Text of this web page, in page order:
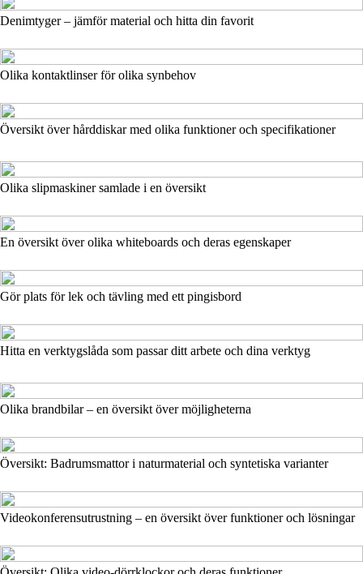
Denimtyger – jämför material och hitta din favorit
Olika kontaktlinser för olika synbehov
Översikt över hårddiskar med olika funktioner och specifikationer
Olika slipmaskiner samlade i en översikt
En översikt över olika whiteboards och deras egenskaper
Gör plats för lek och tävling med ett pingisbord
Hitta en verktygslåda som passar ditt arbete och dina verktyg
Olika brandbilar – en översikt över möjligheterna
Översikt: Badrumsmattor i naturmaterial och syntetiska varianter
Videokonferensutrustning – en översikt över funktioner och lösningar